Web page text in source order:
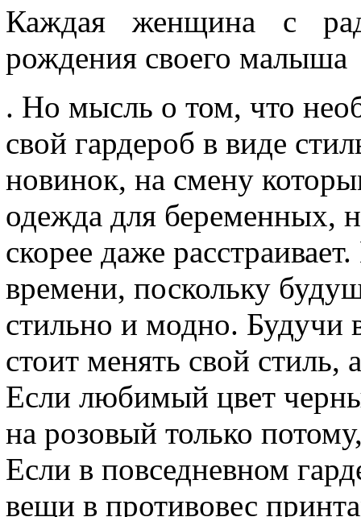
Каждая женщина с
рождения своего малыша
. Но мысль о том, что
свой гардероб в виде
новинок, на смену
одежда для беременных,
скорее даже
времени, поскольку
стильно и модно. Будучи
стоит менять свой стиль,
Если любимый цвет
на розовый только
Если в повседневном
вещи в противовес